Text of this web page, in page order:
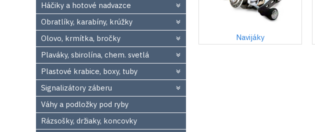
Háčiky a hotové nadvazce
Obratlíky, karabíny, krúžky
Olovo, krmítka, bročky
Plaváky, sbirolína, chem. svetlá
Plastové krabice, boxy, tuby
Signalizátory záberu
Váhy a podložky pod ryby
Rázsošky, držiaky, koncovky
Navijáky